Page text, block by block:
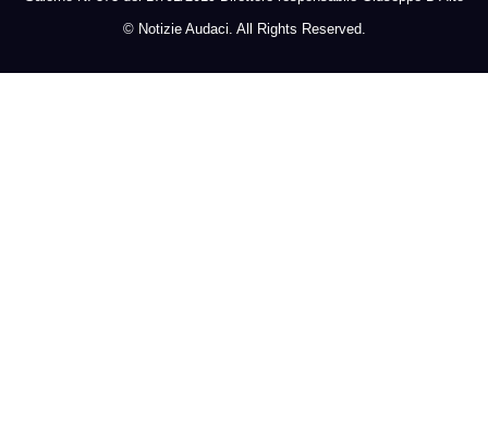
© Notizie Audaci. All Rights Reserved.